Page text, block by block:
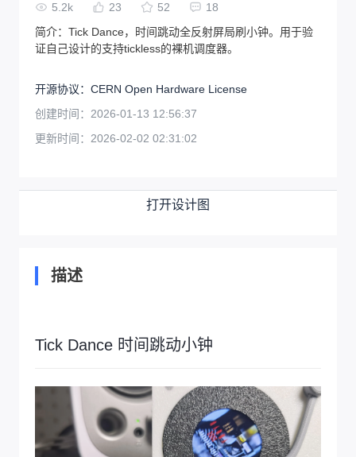
5.2k 23 52
18
简介： Tick Dance，时间跳动全反射屏局刷小钟。用于验
证自己设计的支持tickless的裸机调度器。
开源协议： CERN Open Hardware License
创建时间： 2026-01-13 12:56:37
更新时间： 2026-02-02 02:31:02
打开设计图
描述
Tick Dance 时间跳动小钟